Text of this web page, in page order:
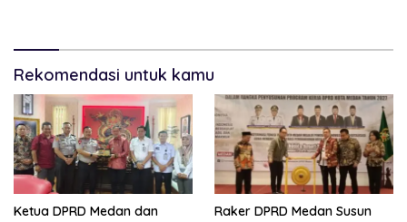
Rekomendasi untuk kamu
Ketua DPRD Medan dan
Raker DPRD Medan Susun